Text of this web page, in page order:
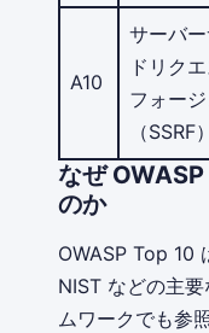
A10
サーバー
ドリク
フォージ
（SSRF）
なぜ
のか
OWASP Top 10
NIST などの主
ムワークでも参